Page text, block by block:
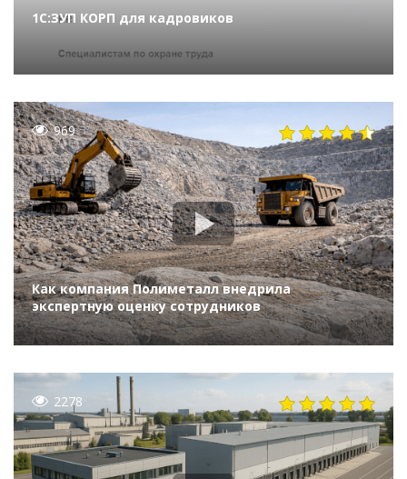
1С:ЗУП КОРП для кадровиков
969
Как компания Полиметалл внедрила
экспертную оценку сотрудников
2278